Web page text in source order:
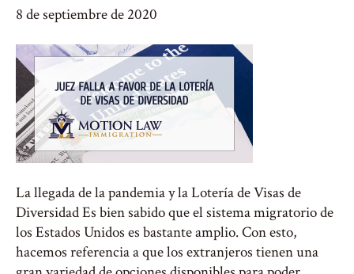
8 de septiembre de 2020
La llegada de la pandemia y la Lotería de Visas de
Diversidad Es bien sabido que el sistema migratorio de
los Estados Unidos es bastante amplio. Con esto,
hacemos referencia a que los extranjeros tienen una